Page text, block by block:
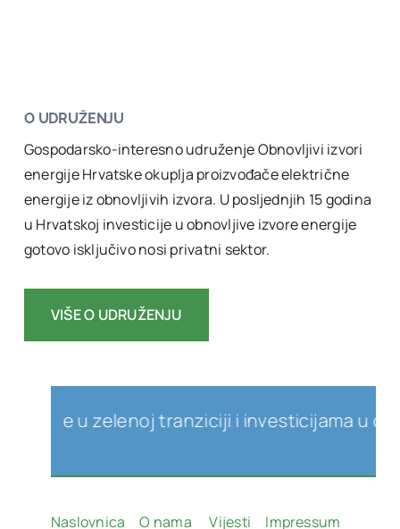
O UDRUŽENJU
Gospodarsko-interesno udruženje Obnovljivi izvori
energije Hrvatske okuplja proizvođače električne
energije iz obnovljivih izvora. U posljednjih 15 godina
u Hrvatskoj investicije u obnovljive izvore energije
gotovo isključivo nosi privatni sektor.
VIŠE O UDRUŽENJU
zelenoj tranziciji i investicijama u
Naslovnica O nama Vijesti
Impressum